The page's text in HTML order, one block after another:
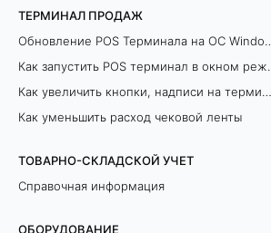
ТЕРМИНАЛ ПРОДАЖ
Обновление POS Терминала на ОС Windows
Как запустить
Как увеличить кнопки, надписи на терминале продаж
Как уменьшить расход чековой ленты
ТОВАРНО-СКЛАДСКОЙ УЧЕТ
Справочная информация
ОБОРУДОВАНИЕ